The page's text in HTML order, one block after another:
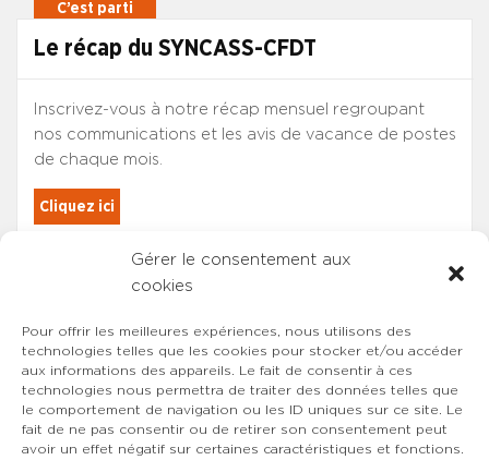
Gérer le consentement aux
cookies
Pour offrir les meilleures expériences, nous utilisons des
technologies telles que les cookies pour stocker et/ou accéder
aux informations des appareils. Le fait de consentir à ces
technologies nous permettra de traiter des données telles que
le comportement de navigation ou les ID uniques sur ce site. Le
fait de ne pas consentir ou de retirer son consentement peut
avoir un effet négatif sur certaines caractéristiques et fonctions.
Le récap du SYNCASS-CFDT
Inscrivez-vous à notre récap mensuel regroupant
nos communications et les avis de vacance de postes
de chaque mois.
Cliquez ici
Les adhérents du SYNCASS-CFDT
sont automatiquement inscrits.